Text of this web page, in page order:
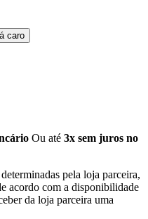
caro
Ou até 3x sem juros no
pela loja parceira,
acordo com a disponibilidade
da loja parceira uma